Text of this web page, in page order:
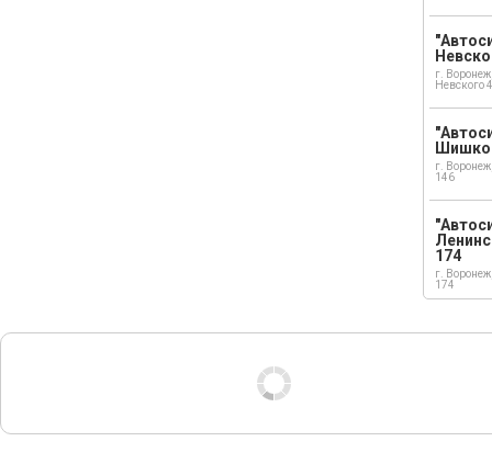
г.
Невского
г.
146
174
г.
174